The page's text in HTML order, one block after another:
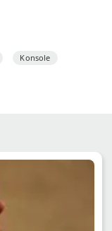
Konsole